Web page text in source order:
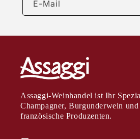
E-Mail
Assaggi-Weinhandel ist Ihr
Champagner, Burgunderwein und
französische Produzenten.